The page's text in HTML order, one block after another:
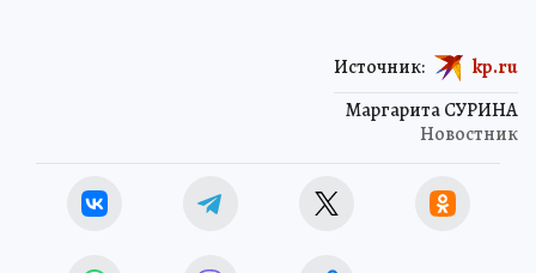
Маргарита СУРИНА
Новостник
Источник: kp.ru